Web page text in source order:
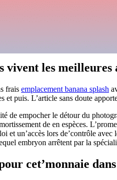
vivent les
frais emplacement banana splash
et puis. L’article sans doute
de empocher le détour du
de en espèces.
et un’accès lors de’contrôle
embryon arrêtent par la
cet’monnaie